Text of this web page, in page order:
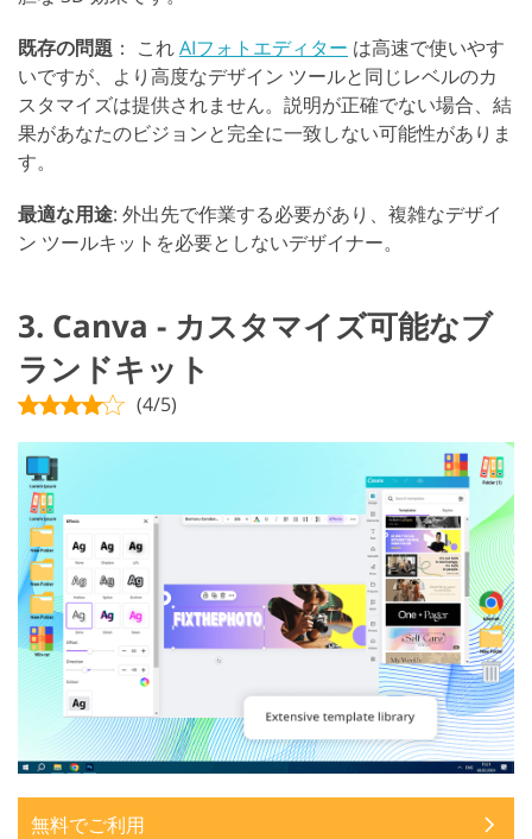
既存の問題 ： これAIフォトエディター は高速で使いやす
いですが、より高度なデザイン ツールと同じレベルのカ
スタマイズは提供されません。説明が正確でない場合、結
果があなたのビジョンと完全に一致しない可能性がありま
す。
最適な用途: 外出先で作業する必要があり、複雑なデザイ
ン ツールキットを必要としないデザイナー。
3. Canva - カスタマイズ可能なブ
ランドキット
(4/5)
無料でご利用